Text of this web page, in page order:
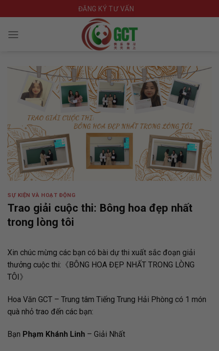
to
content
ĐĂNG KÝ TƯ VẤN
SỰ KIỆN VÀ HOẠT ĐỘNG
Trao giải cuộc thi: Bông hoa đẹp nhất
trong lòng tôi
Xin chúc mừng các bạn có bài dự thi xuất sắc đoạn giải
thưởng cuộc thi:《BÔNG HOA ĐẸP NHẤT TRONG LÒNG
TÔI》
Hoa Văn GCT – Trung tâm Tiếng Trung Hải Phòng có 1 món
quà nhỏ trao đến các bạn:
Bạn Phạm Khánh Linh – Giải Nhất